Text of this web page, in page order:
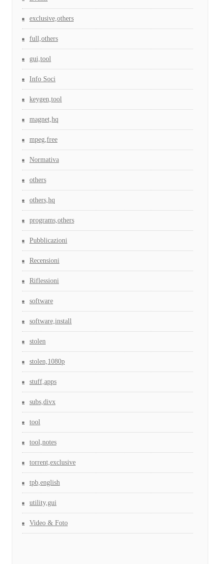
exclusive,others
full,others
gui,tool
Info Soci
keygen,tool
magnet,hq
mpeg,free
Normativa
others
others,hq
programs,others
Pubblicazioni
Recensioni
Riflessioni
software
software,install
stolen
stolen,1080p
stuff,apps
subs,divx
tool
tool,notes
torrent,exclusive
tpb,english
utility,gui
Video & Foto